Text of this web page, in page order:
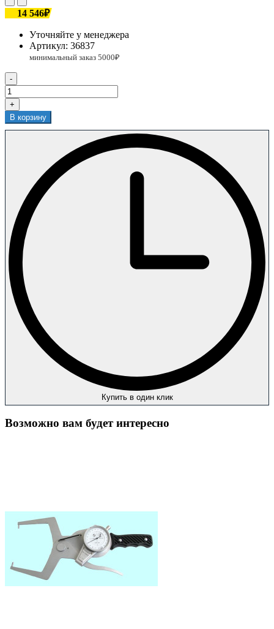
14 546₽
Уточняйте у менеджера
Артикул: 36837
-
+
В корзину
Купить в один клик
Возможно вам будет интересно